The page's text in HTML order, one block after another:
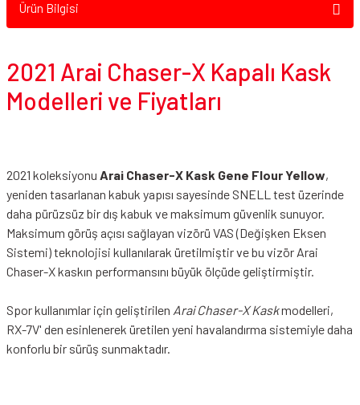
Ürün Bilgisi
2021 Arai Chaser-X Kapalı Kask
Modelleri ve Fiyatları
2021 koleksiyonu Arai Chaser-X Kask Gene Flour Yellow,
yeniden tasarlanan kabuk yapısı sayesinde SNELL test üzerinde
daha pürüzsüz bir dış kabuk ve maksimum güvenlik sunuyor.
Maksimum görüş açısı sağlayan vizörü VAS (Değişken Eksen
Sistemi) teknolojisi kullanılarak üretilmiştir ve bu vizör Arai
Chaser-X kaskın performansını büyük ölçüde geliştirmiştir.
Spor kullanımlar için geliştirilen Arai Chaser-X Kaskmodelleri,
RX-7V' den esinlenerek üretilen yeni havalandırma sistemiyle daha
konforlu bir sürüş sunmaktadır.